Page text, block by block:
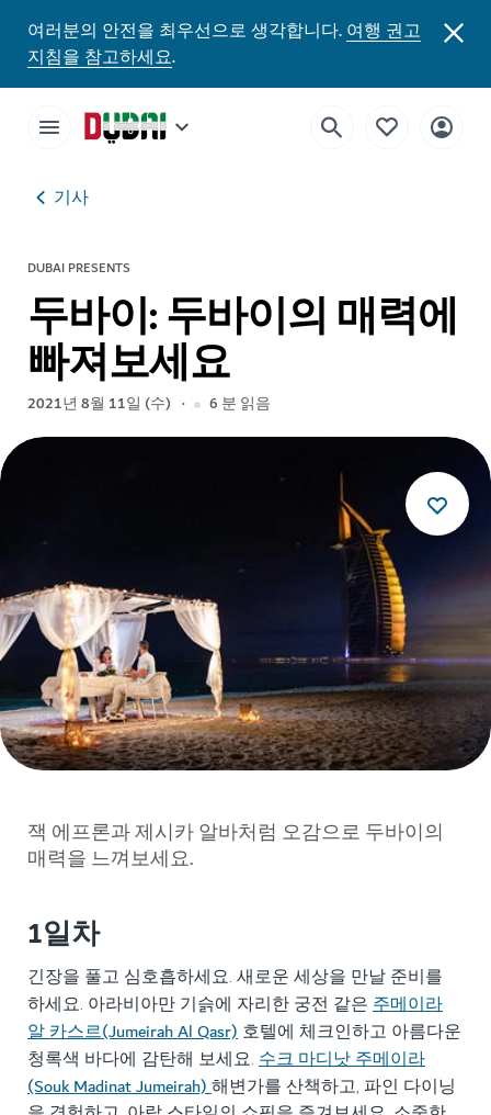
여러분의 안전을 최우선으로 생각합니다.여행 권고
지침을 참고하세요.
기사
DUBAI PRESENTS
두바이: 두바이의 매력에
빠져보세요
2021년 8월 11일 (수) 6 분 읽음
잭 에프론과 제시카 알바처럼 오감으로 두바이의
매력을 느껴보세요.
1일차
긴장을 풀고 심호흡하세요. 새로운 세상을 만날 준비를
하세요. 아라비아만 기슭에 자리한 궁전 같은 주메이라
알 카스르(Jumeirah Al Qasr) 호텔에 체크인하고 아름다운
청록색 바다에 감탄해 보세요. 수크 마디낫 주메이라
(Souk Madinat Jumeirah)해변가를 산책하고, 파인 다이닝